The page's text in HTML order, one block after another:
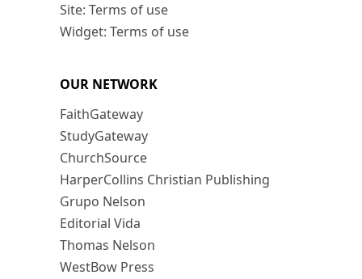
Site: Terms of use
Widget: Terms of use
OUR NETWORK
FaithGateway
StudyGateway
ChurchSource
HarperCollins Christian Publishing
Grupo Nelson
Editorial Vida
Thomas Nelson
WestBow Press